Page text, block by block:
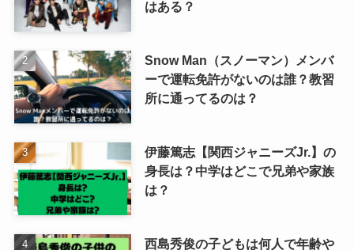
はある？
Snow Man（スノーマン）メンバ
ーで運転免許がないのは誰？教習
所に通ってるのは？
伊藤篤志【関西ジャニーズJr.】の
身長は？中学はどこで兄弟や家族
は？
西島秀俊の子どもは何人で年齢や